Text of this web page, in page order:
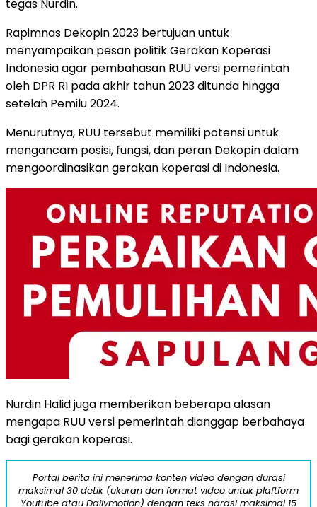
tegas Nurdin.
Rapimnas Dekopin 2023 bertujuan untuk
menyampaikan pesan politik Gerakan Koperasi
Indonesia agar pembahasan RUU versi pemerintah
oleh DPR RI pada akhir tahun 2023 ditunda hingga
setelah Pemilu 2024.
Menurutnya, RUU tersebut memiliki potensi untuk
mengancam posisi, fungsi, dan peran Dekopin dalam
mengoordinasikan gerakan koperasi di Indonesia.
Nurdin Halid juga memberikan beberapa alasan
mengapa RUU versi pemerintah dianggap berbahaya
bagi gerakan koperasi.
Portal berita ini menerima konten video dengan durasi
maksimal 30 detik (ukuran dan format video untuk plaftform
Youtube atau Dailymotion) dengan teks narasi maksimal 15